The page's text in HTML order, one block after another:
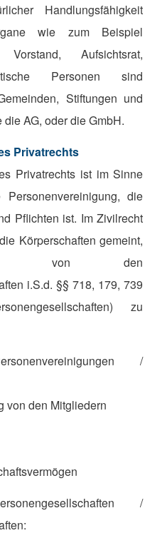
Handlungsfähigkeit
wie zum Beispiel
Vorstand, Aufsichtsrat,
Personen sind
Stiftungen und
AG, oder die GmbH.
Privatrechts
Privatrechts ist im Sinne
die
Pflichten ist. Im Zivilrecht
Körperschaften gemeint,
von den
i.S.d. §§ 718, 179, 739
zu
/
von den Mitgliedern
/